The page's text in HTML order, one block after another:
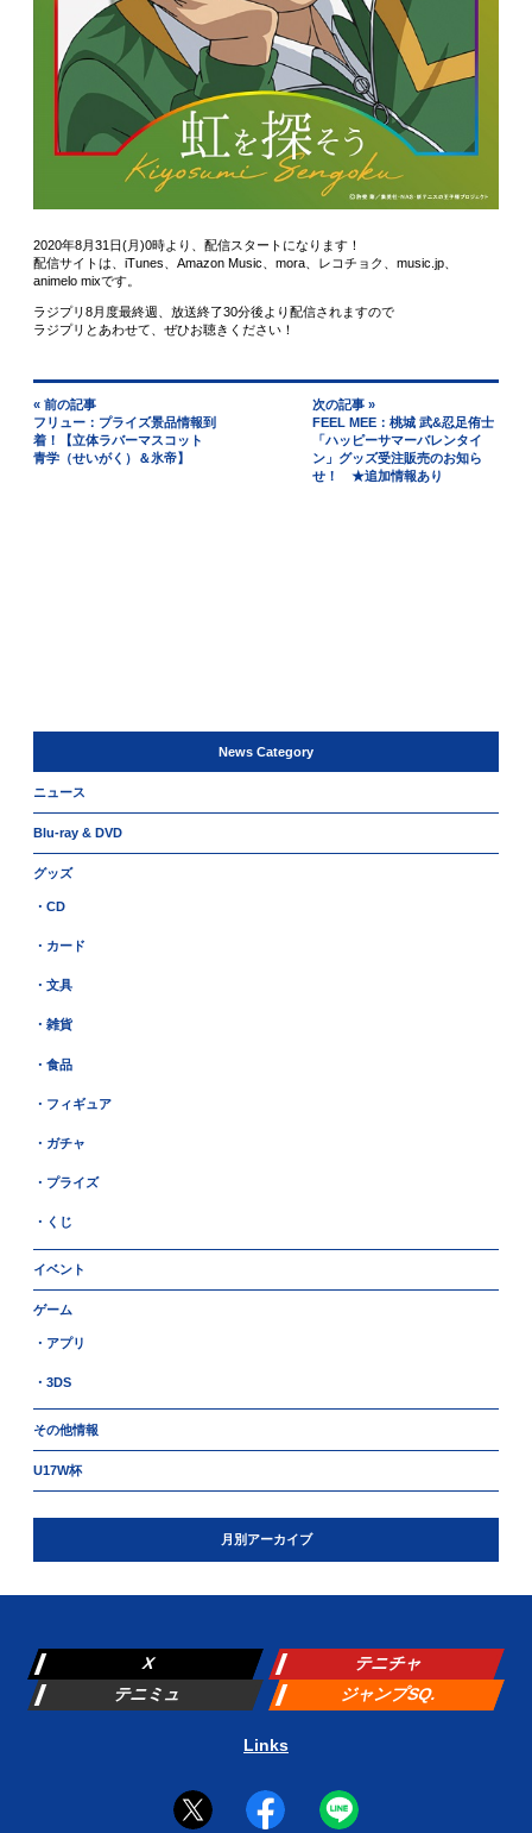
2020年8月31日(月)0時より、配信スタートになります！
配信サイトは、iTunes、Amazon Music、mora、レコチョク、music.jp、
animelo mixです。
ラジプリ8月度最終週、放送終了30分後より配信されますので
ラジプリとあわせて、ぜひお聴きください！
« 前の記事
フリュー：プライズ景品情報到
着！【立体ラバーマスコット
青学（せいがく）＆氷帝】
次の記事 »
FEEL MEE：桃城 武&忍足侑士
「ハッピーサマーバレンタイ
ン」グッズ受注販売のお知ら
せ！ ★追加情報あり
News Category
ニュース
Blu-ray & DVD
グッズ
・CD
・カード
・文具
・雑貨
・食品
・フィギュア
・ガチャ
・プライズ
・くじ
イベント
ゲーム
・アプリ
・3DS
その他情報
U17W杯
月別アーカイブ
X
テニチャ
テニミュ
ジャンプSQ.
Links